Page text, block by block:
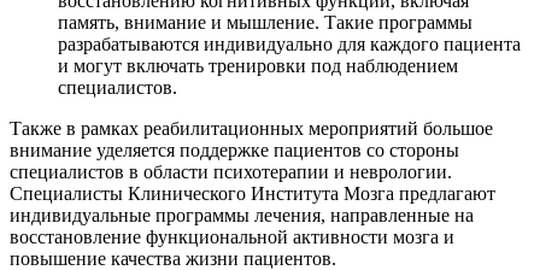
память, внимание и мышление. Такие программы
разрабатываются индивидуально для каждого пациента
и могут включать тренировки под наблюдением
специалистов.
Также в рамках реабилитационных мероприятий большое
внимание уделяется поддержке пациентов со стороны
специалистов в области психотерапии и неврологии.
Специалисты Клинического Института Мозга предлагают
индивидуальные программы лечения, направленные на
восстановление функциональной активности мозга и
повышение качества жизни пациентов.